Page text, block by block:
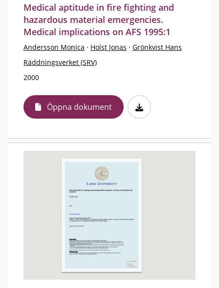
Medical aptitude in fire fighting and
hazardous material emergencies.
Medical implications on AFS 1995:1
Andersson Monica · Holst Jonas · Grönkvist Hans
Räddningsverket (SRV)
2000
Öppna dokument